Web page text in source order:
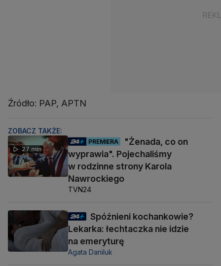
Źródło: PAP, APTN
ZOBACZ TAKŻE:
27 min
PREMIERA
"Żenada, co on
wyprawia". Pojechaliśmy
w rodzinne strony Karola
Nawrockiego
TVN24
Spóźnieni kochankowie?
Lekarka: łechtaczka nie idzie
na emeryturę
Agata Daniluk